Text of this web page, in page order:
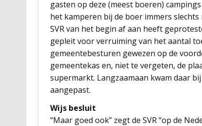
gasten op deze (meest boeren)
het kamperen bij de boer immers
SVR van het begin af aan heeft
gepleit voor verruiming van het aantal
gemeentebesturen gewezen op de
gemeentekas en, niet te vergeten, de
supermarkt. Langzaamaan kwam daar
aangepast.
Wijs besluit
“Maar goed ook” zegt de SVR “op de